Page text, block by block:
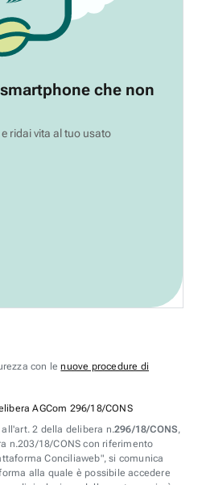
che non
ridai vita al tuo usato
con lenuove procedure di
AGCom 296/18/CONS
2 della delibera n.296/18/CONS,
n.203/18/CONS con riferimento
Conciliaweb", si comunica
alla quale è possibile accedere